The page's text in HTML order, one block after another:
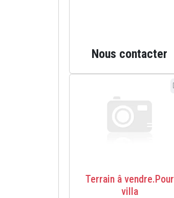
Nous contacter
Terrain â vendre.Pour
villa